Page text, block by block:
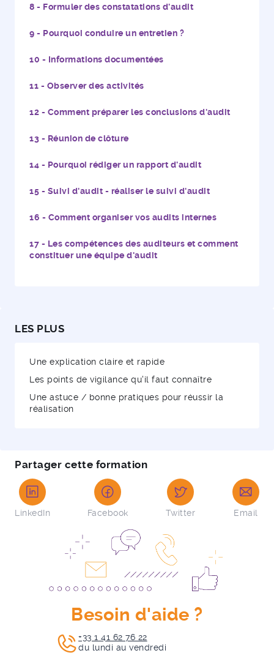
Formuler des constatations d'audit
Pourquoi conduire un entretien ?
Informations documentées
Observer des activités
Comment préparer les conclusions d'audit
Réunion de clôture
Pourquoi rédiger un rapport d'audit
Suivi d'audit - réaliser le suivi d'audit
Comment organiser vos audits internes
Les compétences des auditeurs et comment
constituer une équipe d'audit
LES PLUS
Une explication claire et rapide
Les points de vigilance qu'il faut connaître
Une astuce / bonne pratiques pour réussir la
réalisation
Partager cette formation
LinkedIn Facebook Twitter Email
Besoin d'aide ?
+33 1 41 62 76 22
du lundi au vendredi